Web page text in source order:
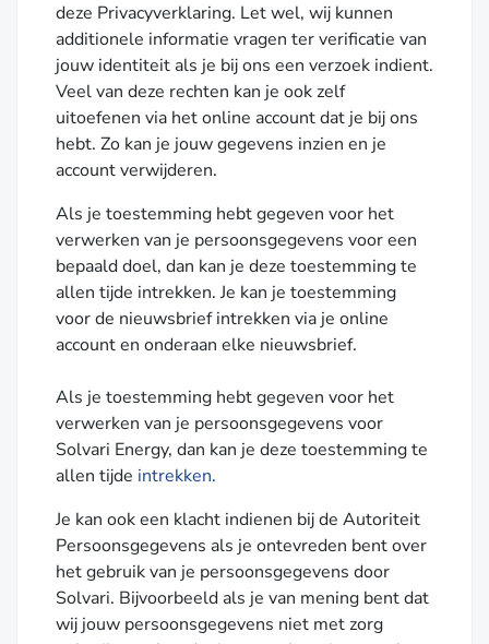
deze Privacyverklaring. Let wel, wij kunnen
additionele informatie vragen ter verificatie van
jouw identiteit als je bij ons een verzoek indient.
Veel van deze rechten kan je ook zelf
uitoefenen via het online account dat je bij ons
hebt. Zo kan je jouw gegevens inzien en je
account verwijderen.
Als je toestemming hebt gegeven voor het
verwerken van je persoonsgegevens voor een
bepaald doel, dan kan je deze toestemming te
allen tijde intrekken. Je kan je toestemming
voor de nieuwsbrief intrekken via je online
account en onderaan elke nieuwsbrief.
Als je toestemming hebt gegeven voor het
verwerken van je persoonsgegevens voor
Solvari Energy, dan kan je deze toestemming te
allen tijde intrekken.
Je kan ook een klacht indienen bij de Autoriteit
Persoonsgegevens als je ontevreden bent over
het gebruik van je persoonsgegevens door
Solvari. Bijvoorbeeld als je van mening bent dat
wij jouw persoonsgegevens niet met zorg